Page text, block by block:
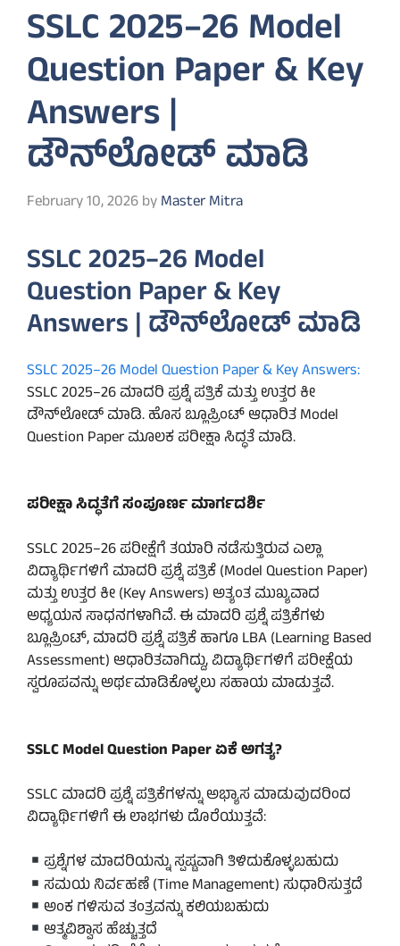
SSLC 2025–26 Model
Question Paper & Key
Answers |
ಡೌನ್‌ಲೋಡ್ ಮಾಡಿ
February 10, 2026byMaster Mitra
SSLC 2025–26 Model
Question Paper & Key
Answers | ಡೌನ್‌ಲೋಡ್ ಮಾಡಿ
SSLC 2025–26 Model Question Paper & Key Answers:
SSLC 2025–26 ಮಾದರಿ ಪ್ರಶ್ನೆ ಪತ್ರಿಕೆ ಮತ್ತು ಉತ್ತರ ಕೀ
ಡೌನ್‌ಲೋಡ್ ಮಾಡಿ. ಹೊಸ ಬ್ಲೂಪ್ರಿಂಟ್ ಆಧಾರಿತ Model
Question Paper ಮೂಲಕ ಪರೀಕ್ಷಾ ಸಿದ್ಧತೆ ಮಾಡಿ.
ಪರೀಕ್ಷಾ ಸಿದ್ಧತೆಗೆ ಸಂಪೂರ್ಣ ಮಾರ್ಗದರ್ಶಿ
SSLC 2025–26 ಪರೀಕ್ಷೆಗೆ ತಯಾರಿ ನಡೆಸುತ್ತಿರುವ ಎಲ್ಲಾ
ವಿದ್ಯಾರ್ಥಿಗಳಿಗೆ ಮಾದರಿ ಪ್ರಶ್ನೆ ಪತ್ರಿಕೆ (Model Question Paper)
ಮತ್ತು ಉತ್ತರ ಕೀ (Key Answers) ಅತ್ಯಂತ ಮುಖ್ಯವಾದ
ಅಧ್ಯಯನ ಸಾಧನಗಳಾಗಿವೆ. ಈ ಮಾದರಿ ಪ್ರಶ್ನೆ ಪತ್ರಿಕೆಗಳು
ಬ್ಲೂಪ್ರಿಂಟ್, ಮಾದರಿ ಪ್ರಶ್ನೆ ಪತ್ರಿಕೆ ಹಾಗೂ LBA (Learning Based
Assessment) ಆಧಾರಿತವಾಗಿದ್ದು, ವಿದ್ಯಾರ್ಥಿಗಳಿಗೆ ಪರೀಕ್ಷೆಯ
ಸ್ವರೂಪವನ್ನು ಅರ್ಥಮಾಡಿಕೊಳ್ಳಲು ಸಹಾಯ ಮಾಡುತ್ತವೆ.
SSLC Model Question Paper ಏಕೆ ಅಗತ್ಯ?
SSLC ಮಾದರಿ ಪ್ರಶ್ನೆ ಪತ್ರಿಕೆಗಳನ್ನು ಅಭ್ಯಾಸ ಮಾಡುವುದರಿಂದ
ವಿದ್ಯಾರ್ಥಿಗಳಿಗೆ ಈ ಲಾಭಗಳು ದೊರೆಯುತ್ತವೆ:
ಪ್ರಶ್ನೆಗಳ ಮಾದರಿಯನ್ನು ಸ್ಪಷ್ಟವಾಗಿ ತಿಳಿದುಕೊಳ್ಳಬಹುದು
ಸಮಯ ನಿರ್ವಹಣೆ (Time Management) ಸುಧಾರಿಸುತ್ತದೆ
ಅಂಕ ಗಳಿಸುವ ತಂತ್ರವನ್ನು ಕಲಿಯಬಹುದು
ಆತ್ಮವಿಶ್ವಾಸ ಹೆಚ್ಚುತ್ತದೆ